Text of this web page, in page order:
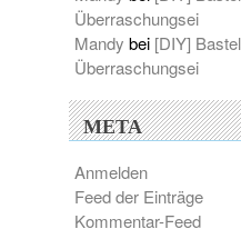
Überraschungsei
Mandy bei [DIY]
Überraschungsei
META
Anmelden
Feed der Einträge
Kommentar-Feed